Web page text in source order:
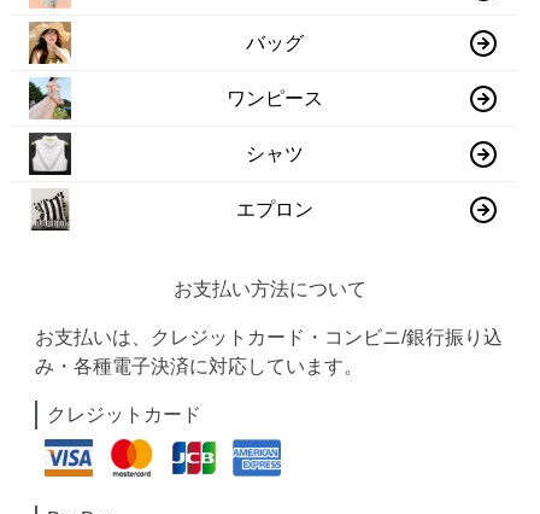
バッグ
ワンピース
シャツ
エプロン
お支払い方法について
お支払いは、クレジットカード・コンビニ/銀行振り込
み・各種電子決済に対応しています。
クレジットカード